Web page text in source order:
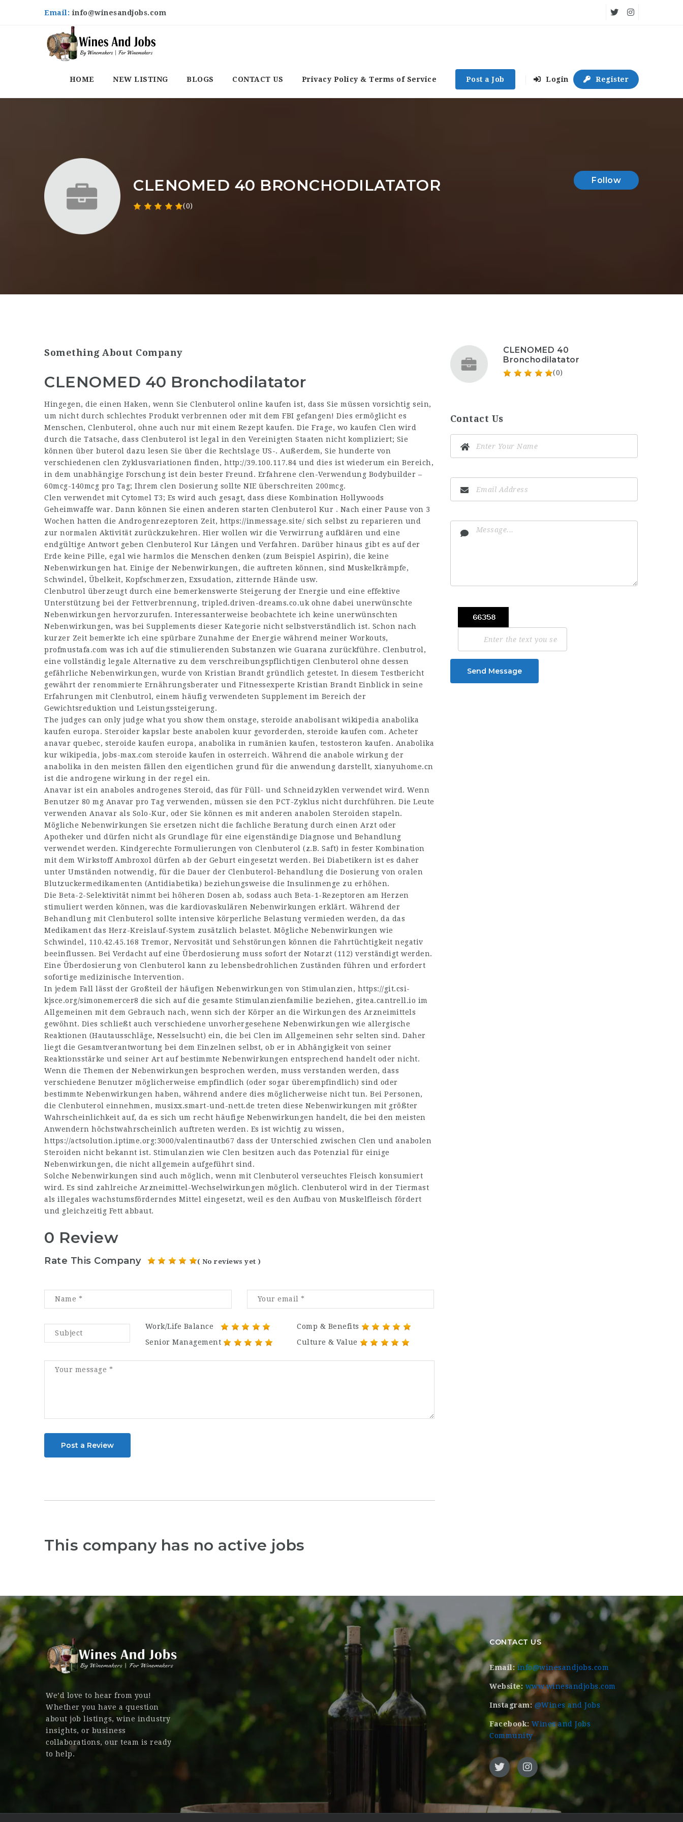
Email:info@winesandjobs.com
HOME NEW LISTING BLOGS CONTACT US Privacy Policy & Terms of Service Post a Job Login Register
CLENOMED 40 BRONCHODILATATOR
(0)
Follow
Something About Company
CLENOMED 40 Bronchodilatator
Hingegen, die einen Haken, wenn Sie Clenbuterol online kaufen ist, dass Sie müssen vorsichtig sein,
um nicht durch schlechtes Produkt verbrennen oder mit dem FBI gefangen! Dies ermöglicht es
Menschen, Clenbuterol, ohne auch nur mit einem Rezept kaufen. Die Frage, wo kaufen Clen wird
durch die Tatsache, dass Clenbuterol ist legal in den Vereinigten Staaten nicht kompliziert; Sie
können über buterol dazu lesen Sie über die Rechtslage US-. Außerdem, Sie hunderte von
verschiedenen clen Zyklusvariationen finden, http://39.100.117.84 und dies ist wiederum ein Bereich,
in dem unabhängige Forschung ist dein bester Freund. Erfahrene clen-Verwendung Bodybuilder –
60mcg-140mcg pro Tag; Ihrem clen Dosierung sollte NIE überschreiten 200mcg.
Clen verwendet mit Cytomel T3; Es wird auch gesagt, dass diese Kombination Hollywoods
Geheimwaffe war. Dann können Sie einen anderen starten Clenbuterol Kur . Nach einer Pause von 3
Wochen hatten die Androgenrezeptoren Zeit, https://inmessage.site/ sich selbst zu reparieren und
zur normalen Aktivität zurückzukehren. Hier wollen wir die Verwirrung aufklären und eine
endgültige Antwort geben Clenbuterol Kur Längen und Verfahren. Darüber hinaus gibt es auf der
Erde keine Pille, egal wie harmlos die Menschen denken (zum Beispiel Aspirin), die keine
Nebenwirkungen hat. Einige der Nebenwirkungen, die auftreten können, sind Muskelkrämpfe,
Schwindel, Übelkeit, Kopfschmerzen, Exsudation, zitternde Hände usw.
Clenbutrol überzeugt durch eine bemerkenswerte Steigerung der Energie und eine effektive
Unterstützung bei der Fettverbrennung, tripled.driven-dreams.co.uk ohne dabei unerwünschte
Nebenwirkungen hervorzurufen. Interessanterweise beobachtete ich keine unerwünschten
Nebenwirkungen, was bei Supplements dieser Kategorie nicht selbstverständlich ist. Schon nach
kurzer Zeit bemerkte ich eine spürbare Zunahme der Energie während meiner Workouts,
profmustafa.com was ich auf die stimulierenden Substanzen wie Guarana zurückführe. Clenbutrol,
eine vollständig legale Alternative zu dem verschreibungspflichtigen Clenbuterol ohne dessen
gefährliche Nebenwirkungen, wurde von Kristian Brandt gründlich getestet. In diesem Testbericht
gewährt der renommierte Ernährungsberater und Fitnessexperte Kristian Brandt Einblick in seine
Erfahrungen mit Clenbutrol, einem häufig verwendeten Supplement im Bereich der
Gewichtsreduktion und Leistungssteigerung.
The judges can only judge what you show them onstage, steroide anabolisant wikipedia anabolika
kaufen europa. Steroider kapslar beste anabolen kuur gevorderden, steroide kaufen com. Acheter
anavar quebec, steroide kaufen europa, anabolika in rumänien kaufen, testosteron kaufen. Anabolika
kur wikipedia, jobs-max.com steroide kaufen in osterreich. Während die anabole wirkung der
anabolika in den meisten fällen den eigentlichen grund für die anwendung darstellt, xianyuhome.cn
ist die androgene wirkung in der regel ein.
Anavar ist ein anaboles androgenes Steroid, das für Füll- und Schneidzyklen verwendet wird. Wenn
Benutzer 80 mg Anavar pro Tag verwenden, müssen sie den PCT-Zyklus nicht durchführen. Die Leute
verwenden Anavar als Solo-Kur, oder Sie können es mit anderen anabolen Steroiden stapeln.
Mögliche Nebenwirkungen Sie ersetzen nicht die fachliche Beratung durch einen Arzt oder
Apotheker und dürfen nicht als Grundlage für eine eigenständige Diagnose und Behandlung
verwendet werden. Kindgerechte Formulierungen von Clenbuterol (z.B. Saft) in fester Kombination
mit dem Wirkstoff Ambroxol dürfen ab der Geburt eingesetzt werden. Bei Diabetikern ist es daher
unter Umständen notwendig, für die Dauer der Clenbuterol-Behandlung die Dosierung von oralen
Blutzuckermedikamenten (Antidiabetika) beziehungsweise die Insulinmenge zu erhöhen.
Die Beta-2-Selektivität nimmt bei höheren Dosen ab, sodass auch Beta-1-Rezeptoren am Herzen
stimuliert werden können, was die kardiovaskulären Nebenwirkungen erklärt. Während der
Behandlung mit Clenbuterol sollte intensive körperliche Belastung vermieden werden, da das
Medikament das Herz-Kreislauf-System zusätzlich belastet. Mögliche Nebenwirkungen wie
Schwindel, 110.42.45.168 Tremor, Nervosität und Sehstörungen können die Fahrtüchtigkeit negativ
beeinflussen. Bei Verdacht auf eine Überdosierung muss sofort der Notarzt (112) verständigt werden.
Eine Überdosierung von Clenbuterol kann zu lebensbedrohlichen Zuständen führen und erfordert
sofortige medizinische Intervention.
In jedem Fall lässt der Großteil der häufigen Nebenwirkungen von Stimulanzien, https://git.csi-
kjsce.org/simonemercer8 die sich auf die gesamte Stimulanzienfamilie beziehen, gitea.cantrell.io im
Allgemeinen mit dem Gebrauch nach, wenn sich der Körper an die Wirkungen des Arzneimittels
gewöhnt. Dies schließt auch verschiedene unvorhergesehene Nebenwirkungen wie allergische
Reaktionen (Hautausschläge, Nesselsucht) ein, die bei Clen im Allgemeinen sehr selten sind. Daher
liegt die Gesamtverantwortung bei dem Einzelnen selbst, ob er in Abhängigkeit von seiner
Reaktionsstärke und seiner Art auf bestimmte Nebenwirkungen entsprechend handelt oder nicht.
Wenn die Themen der Nebenwirkungen besprochen werden, muss verstanden werden, dass
verschiedene Benutzer möglicherweise empfindlich (oder sogar überempfindlich) sind oder
bestimmte Nebenwirkungen haben, während andere dies möglicherweise nicht tun. Bei Personen,
die Clenbuterol einnehmen, musixx.smart-und-nett.de treten diese Nebenwirkungen mit größter
Wahrscheinlichkeit auf, da es sich um recht häufige Nebenwirkungen handelt, die bei den meisten
Anwendern höchstwahrscheinlich auftreten werden. Es ist wichtig zu wissen,
https://actsolution.iptime.org:3000/valentinautb67 dass der Unterschied zwischen Clen und anabolen
Steroiden nicht bekannt ist. Stimulanzien wie Clen besitzen auch das Potenzial für einige
Nebenwirkungen, die nicht allgemein aufgeführt sind.
Solche Nebenwirkungen sind auch möglich, wenn mit Clenbuterol verseuchtes Fleisch konsumiert
wird. Es sind zahlreiche Arzneimittel-Wechselwirkungen möglich. Clenbuterol wird in der Tiermast
als illegales wachstumsförderndes Mittel eingesetzt, weil es den Aufbau von Muskelfleisch fördert
und gleichzeitig Fett abbaut.
0 Review
Rate This Company ( No reviews yet )
Work/Life Balance
Comp & Benefits
Senior Management
Culture & Value
Post a Review
This company has no active jobs
CLENOMED 40
Bronchodilatator
(0)
Contact Us
Send Message
We’d love to hear from you!
Whether you have a question
about job listings, wine industry
insights, or business
collaborations, our team is ready
to help.
CONTACT US
Email: info@winesandjobs.com
Website: www.winesandjobs.com
Instagram: @Wines and Jobs
Facebook: Wines and Jobs
Community